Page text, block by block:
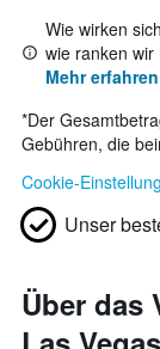
Wie wirken
wie ranken wir
Mehr erfahren
*Der
Gebühren, die
Cookie-
Unser
Über das